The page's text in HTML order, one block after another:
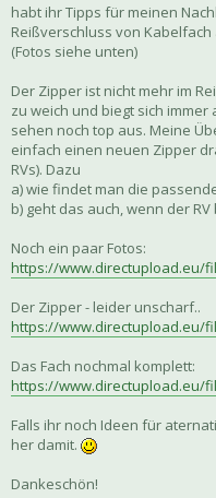
habt ihr Tipps für meinen
Reißverschluss von
(Fotos siehe unten)
Der Zipper ist nicht mehr im
zu weich und biegt sich immer
sehen noch top aus. Meine
einfach einen neuen Zipper
RVs). Dazu
a) wie findet man die
b) geht das auch, wenn der
Noch ein paar Fotos:
https://www.directupload.eu/
Der Zipper - leider unscharf..
https://www.directupload.eu/
Das Fach nochmal komplett:
https://www.directupload.eu/
Falls ihr noch Ideen für
her damit.
Dankeschön!